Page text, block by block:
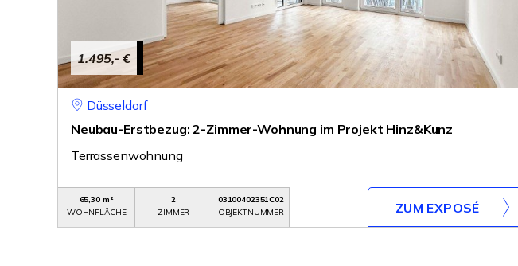
1.495,- €
Düsseldorf
Neubau-Erstbezug: 2-Zimmer-Wohnung im Projekt Hinz&Kunz
Terrassenwohnung
65,30 m²
WOHNFLÄCHE
2
ZIMMER
03100402351C02
OBJEKTNUMMER
ZUM EXPOSÉ